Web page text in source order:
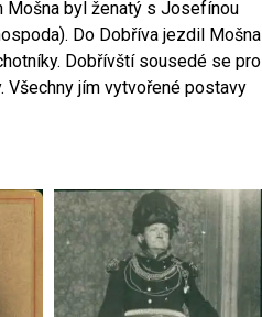
Mošna byl ženatý s Josefínou
Do Dobříva jezdil Mošna
Dobřívští sousedé se pro
Všechny jím vytvořené postavy